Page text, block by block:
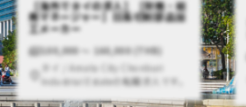
【海外でタイの求人】【財務・総
務マネージャー】日系切削部品加
工メーカー
100,000 〜 160,000 (THB)
タイ / Amata City Chonburi
Industrial Estateの転職求人です。